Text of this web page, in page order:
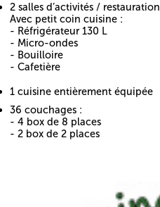
2 salles d’activités / restauration
Avec petit coin cuisine :
- Réfrigérateur 130 L
- Micro-ondes
- Bouilloire
- Cafetière
1 cuisine entièrement équipée
36 couchages :
- 4 box de 8 places
- 2 box de 2 places